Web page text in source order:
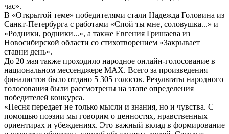
час».
В «Открытой теме» победителями стали Надежда Головина из
Санкт-Петербурга с работами «Спой ты мне, соловушка...» и
«Родники, родники...», а также Евгения Гришаева из
Новосибирской области со стихотворением «Закрывает
ставни день».
До 20 мая также проходило народное онлайн-голосование в
национальном мессенджере MAX. Всего за произведения
финалистов было отдано 5 305 голосов. Результаты народного
голосования были рассмотрены на этапе определения
победителей конкурса.
«Песня передает не только мысли и знания, но и чувства. С
помощью поэзии мы говорим о ценностях, нравственных
ориентирах и убеждениях. Это важный вклад в формирование